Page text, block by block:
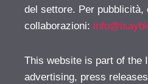
del settore. Per pubblicità,
collaborazioni:
This website is part of the
advertising, press